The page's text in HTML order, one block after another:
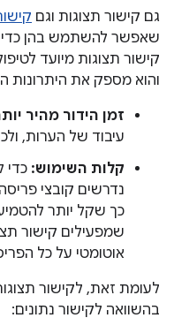
גם קישור תצוגות וגם
שאפשר להשתמש בהן כדי
קישור תצוגות מיועד
והוא מספק את היתרונות
זמן הידור מהיר
עיבוד של הערות,
קלות השימוש: כדי
כך שקל יותר
שמפעילים קישור
אוטומטי על כל
לעומת זאת, לקישור
בהשוואה לקישור נתונים: